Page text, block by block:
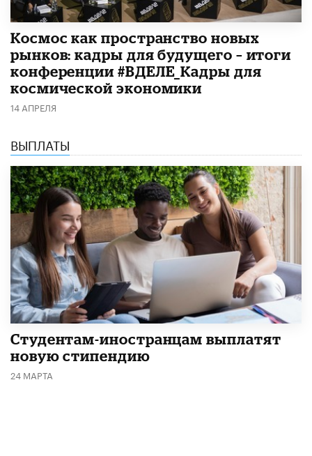
Космос как пространство новых
рынков: кадры для будущего – итоги
конференции #ВДЕЛЕ_Кадры для
космической экономики
14 АПРЕЛЯ
ВЫПЛАТЫ
Студентам-иностранцам выплатят
новую стипендию
24 МАРТА